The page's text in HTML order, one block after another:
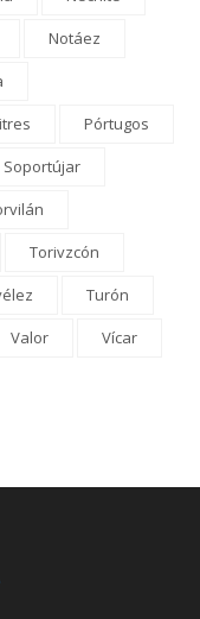
Notáez
Pórtugos
Soportújar
Torivzcón
Turón
Valor
Vícar